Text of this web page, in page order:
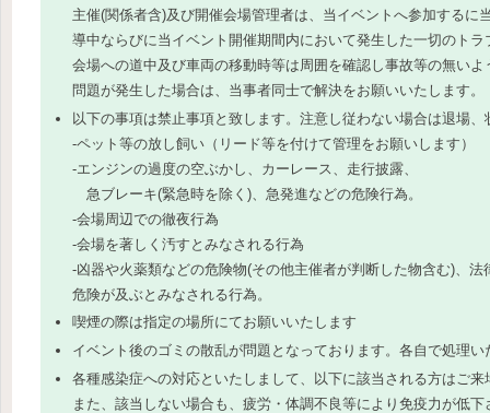
主催(関係者含)及び開催会場管理者は、当イベントへ参加する
導中ならびに当イベント開催期間内において発生した一切のト
会場への道中及び車両の移動時等は周囲を確認し事故等の無い
問題が発生した場合は、当事者同士で解決をお願いいたします。
以下の事項は禁止事項と致します。注意し従わない場合は退場
-ペット等の放し飼い（リード等を付けて管理をお願いします）
-エンジンの過度の空ぶかし、カーレース、走行披露、
急ブレーキ(緊急時を除く)、急発進などの危険行為。
-会場周辺での徹夜行為
-会場を著しく汚すとみなされる行為
-凶器や火薬類などの危険物(その他主催者が判断した物含む)、
危険が及ぶとみなされる行為。
喫煙の際は指定の場所にてお願いいたします
イベント後のゴミの散乱が問題となっております。各自で処理
各種感染症への対応といたしまして、以下に該当される方はご
また、該当しない場合も、疲労・体調不良等により免疫力が低